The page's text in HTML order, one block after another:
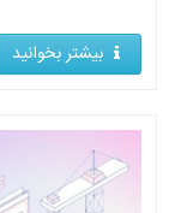
بیشتر بخوانید